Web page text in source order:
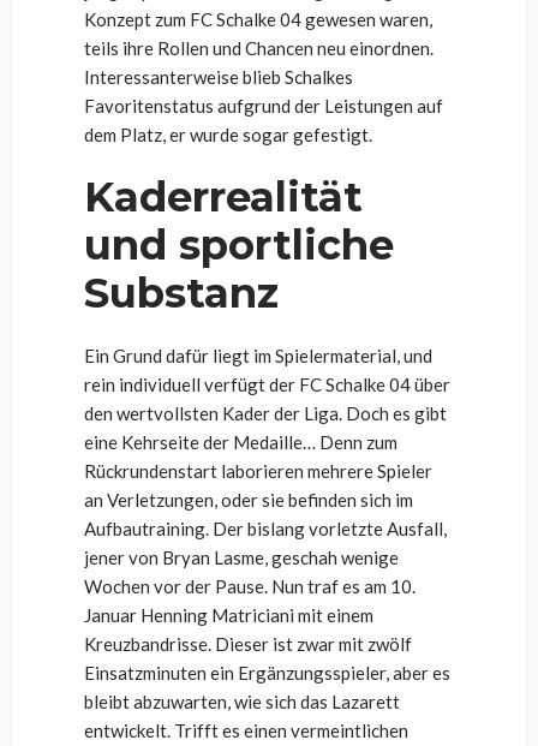
Konzept zum FC Schalke 04 gewesen waren,
teils ihre Rollen und Chancen neu einordnen.
Interessanterweise blieb Schalkes
Favoritenstatus aufgrund der Leistungen auf
dem Platz, er wurde sogar gefestigt.
Kaderrealität
und sportliche
Substanz
Ein Grund dafür liegt im Spielermaterial, und
rein individuell verfügt der FC Schalke 04 über
den wertvollsten Kader der Liga. Doch es gibt
eine Kehrseite der Medaille… Denn zum
Rückrundenstart laborieren mehrere Spieler
an Verletzungen, oder sie befinden sich im
Aufbautraining. Der bislang vorletzte Ausfall,
jener von Bryan Lasme, geschah wenige
Wochen vor der Pause. Nun traf es am 10.
Januar Henning Matriciani mit einem
Kreuzbandrisse. Dieser ist zwar mit zwölf
Einsatzminuten ein Ergänzungsspieler, aber es
bleibt abzuwarten, wie sich das Lazarett
entwickelt. Trifft es einen vermeintlichen